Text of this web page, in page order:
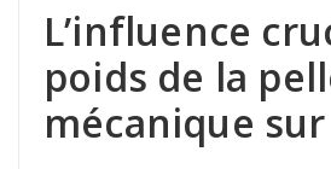
L’influence
poids de la
mécanique